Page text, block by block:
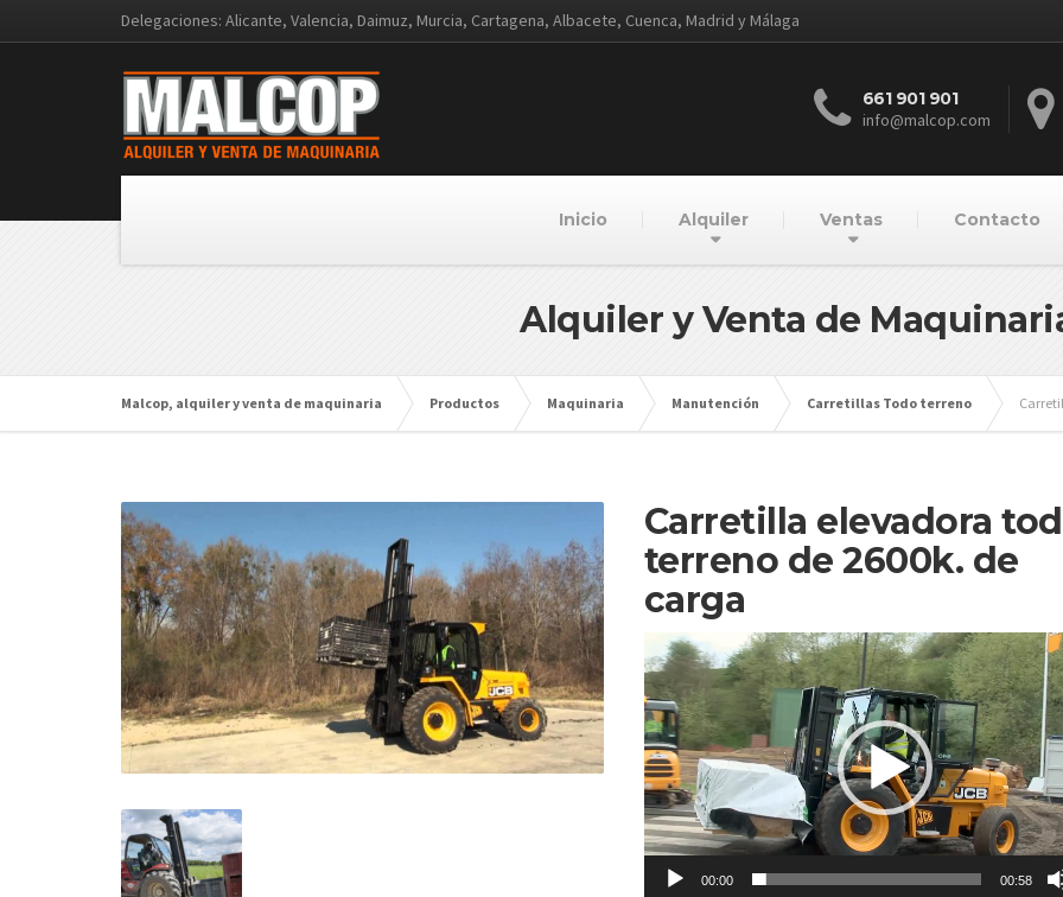
Delegaciones: Alicante, Valencia, Daimuz, Murcia, Cartagena, Albacete, Cuenca, Madrid y Málaga
661 901 901
info@malcop.com
Inicio Alquiler Ventas Contacto
Alquiler y Venta de
Malcop, alquiler y venta de maquinaria Productos Maquinaria Manutención Carretillas Todo terreno
Carretilla elevadora
terreno de 2600k. de
carga
Reproductor
de
vídeo
00:00 00:58